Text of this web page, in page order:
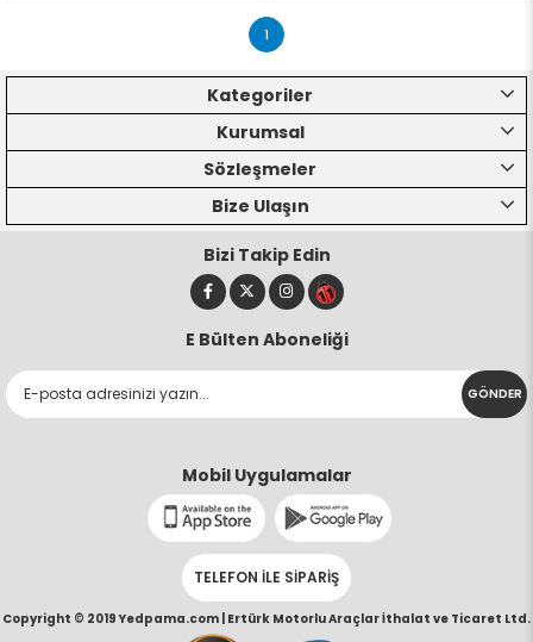
1
Kategoriler
Kurumsal
Sözleşmeler
Bize Ulaşın
Bizi Takip Edin
E Bülten Aboneliği
GÖNDER
Mobil Uygulamalar
TELEFON İLE SİPARİŞ
Copyright © 2019 Yedpama.com | Ertürk Motorlu Araçlar İthalat ve Ticaret Ltd.